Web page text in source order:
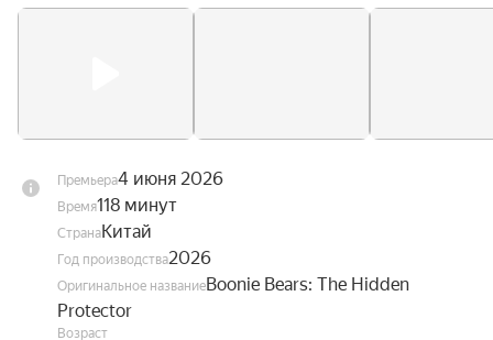
чтобы суметь вернуться домой.
Премьера4 июня 2026
Время118 минут
СтранаКитай
Год производства2026
Оригинальное названиеBoonie Bears: The Hidden
Protector
Возраст